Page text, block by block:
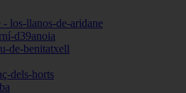
- los-llanos-de-aridane
d39anoia
de-benitatxell
dels-horts